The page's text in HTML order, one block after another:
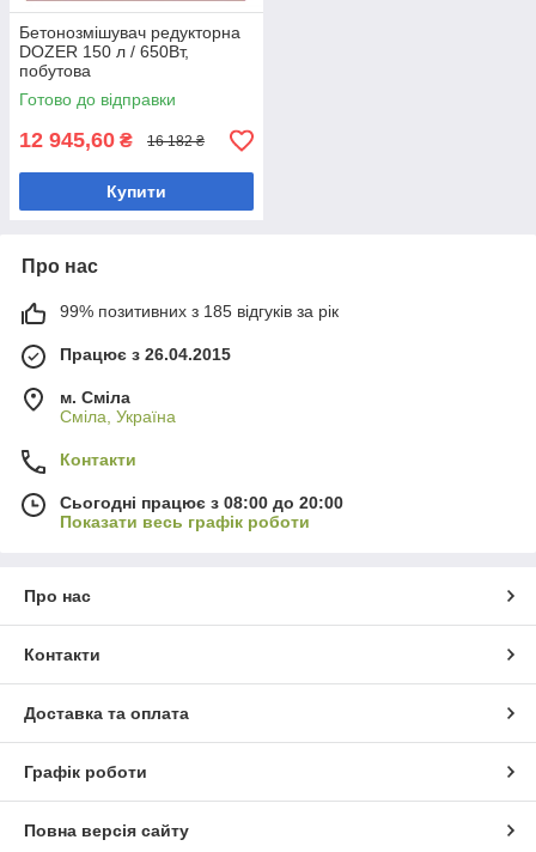
Бетонозмішувач редукторна
DOZER 150 л / 650Вт,
побутова
Готово до відправки
12 945,60 ₴ 16 182 ₴
Купити
Про нас
99% позитивних з 185 відгуків за рік
Працює з 26.04.2015
м. Сміла
Сміла, Україна
Контакти
Сьогодні працює з 08:00 до 20:00
Показати весь графік роботи
Про нас
Контакти
Доставка та оплата
Графік роботи
Повна версія сайту